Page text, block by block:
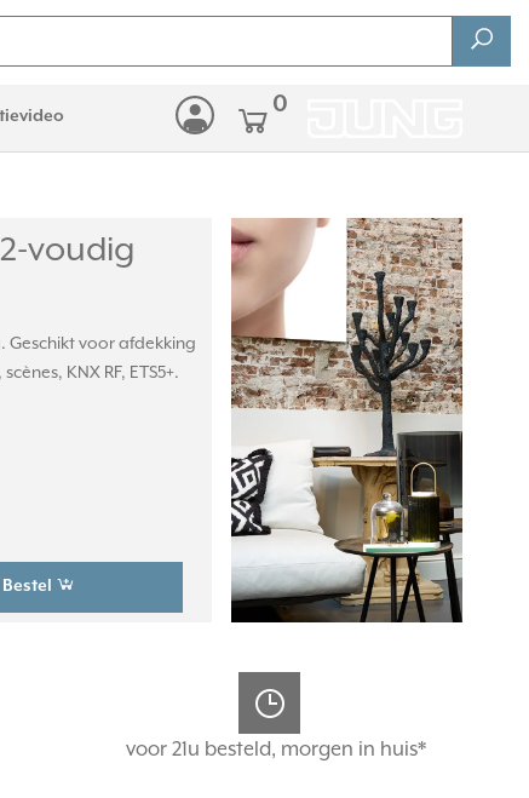
0
voudig
Geschikt voor afdekking
KNX RF, ETS5+.
Bestel
voor 21u besteld, morgen in huis*